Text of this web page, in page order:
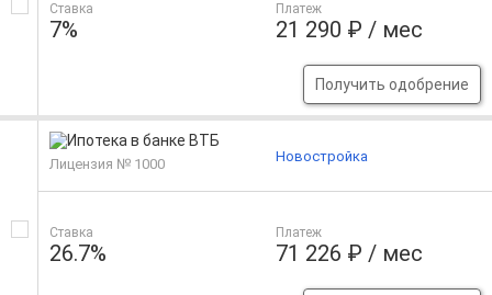
Ставка
7%
Платеж
21 290 ₽ / мес
Получить одобрение
Лицензия № 1000
Ставка
26.7%
Платеж
71 226 ₽ / мес
Новостройка